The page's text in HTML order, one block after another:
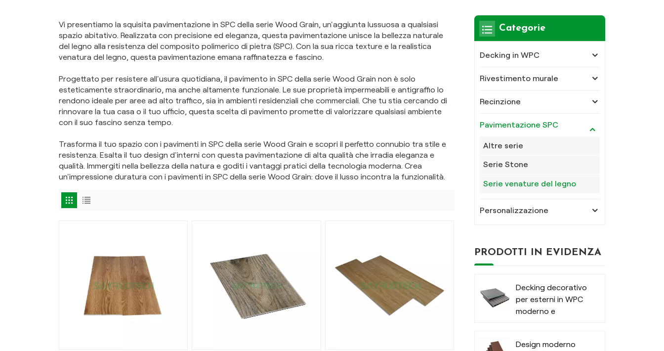
Vi presentiamo la squisita pavimentazione in SPC della serie Wood Grain, un'aggiunta lussuosa a qualsiasi
spazio abitativo. Realizzata con precisione ed eleganza, questa pavimentazione unisce la bellezza naturale
del legno alla resistenza del composito polimerico di pietra (SPC). Con la sua ricca texture e la realistica
venatura del legno, questa pavimentazione emana raffinatezza e fascino.
Progettato per resistere all'usura quotidiana, il pavimento in SPC della serie Wood Grain non è solo
esteticamente straordinario, ma anche altamente funzionale. Le sue proprietà impermeabili e antigraffio lo
rendono ideale per aree ad alto traffico, sia in ambienti residenziali che commerciali. Che tu stia cercando di
rinnovare la tua casa o il tuo ufficio, questa scelta di pavimento promette di valorizzare qualsiasi ambiente
con il suo fascino senza tempo.
Trasforma il tuo spazio con i pavimenti in SPC della serie Wood Grain e scopri il perfetto connubio tra stile e
resistenza. Esalta il tuo design d'interni con questa pavimentazione di alta qualità che irradia eleganza e
qualità. Immergiti nella bellezza della natura e goditi i vantaggi pratici della tecnologia moderna. Crea
un'impressione duratura con i pavimenti in SPC della serie Wood Grain: dove il lusso incontra la funzionalità.
Categorie
Decking in WPC
Rivestimento murale
Recinzione
Pavimentazione SPC
Altre serie
Serie Stone
Serie venature del legno
Personalizzazione
PRODOTTI IN EVIDENZA
Decking decorativo
per esterni in WPC
moderno e
Design moderno